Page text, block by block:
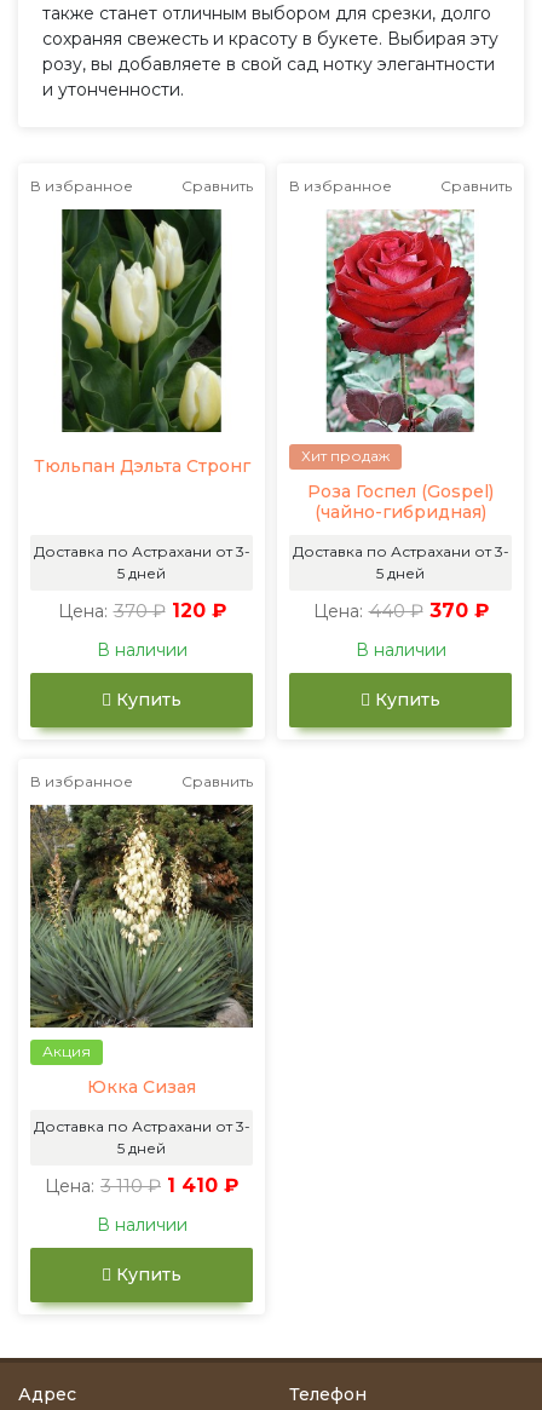
также станет отличным выбором для срезки, долго
сохраняя свежесть и красоту в букете. Выбирая эту
розу, вы добавляете в свой сад нотку элегантности
и утонченности.
В избранное Сравнить
Тюльпан Дэльта Стронг
Доставка по Астрахани от 3-
5 дней
Цена: 370 ₽ 120 ₽
В наличии
Купить
В избранное Сравнить
Хит продаж
Роза Госпел (Gospel)
(чайно-гибридная)
Доставка по Астрахани от 3-
5 дней
Цена: 440 ₽ 370 ₽
В наличии
Купить
В избранное Сравнить
Акция
Юкка Сизая
Доставка по Астрахани от 3-
5 дней
Цена: 3 110 ₽ 1 410 ₽
В наличии
Купить
Адрес Телефон